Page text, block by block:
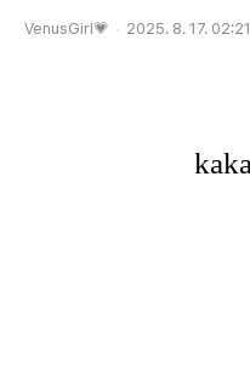
VenusGirl💗 2025. 8. 17. 02:21